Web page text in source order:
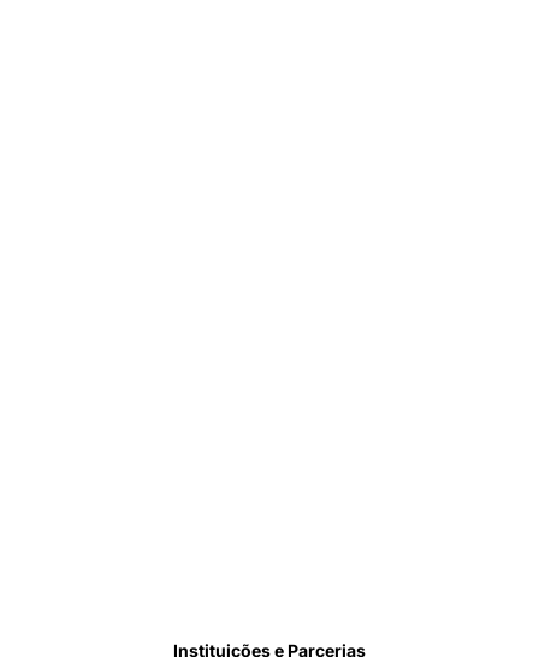
Instituições e Parcerias